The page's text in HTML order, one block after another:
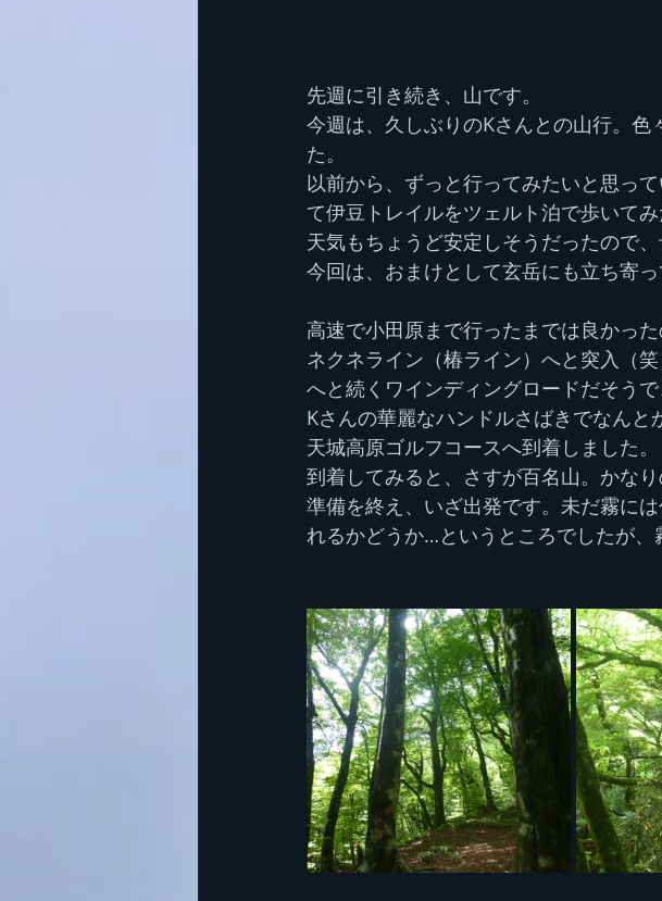
先週に引き続き、山です。
今週は、久しぶりのKさんとの山行。
た。
以前から、ずっと行ってみたいと思っ
て伊豆トレイルをツェルト泊で歩いてみ
天気もちょうど安定しそうだったので
今回は、おまけとして玄岳にも立ち寄
高速で小田原まで行ったまでは良かっ
ネクネライン（椿ライン）へと突入（
へと続くワインディングロードだそう
Kさんの華麗なハンドルさばきでなん
天城高原ゴルフコースへ到着しました。
到着してみると、さすが百名山。かなり
準備を終え、いざ出発です。未だ霧に
れるかどうか…というところでしたが、